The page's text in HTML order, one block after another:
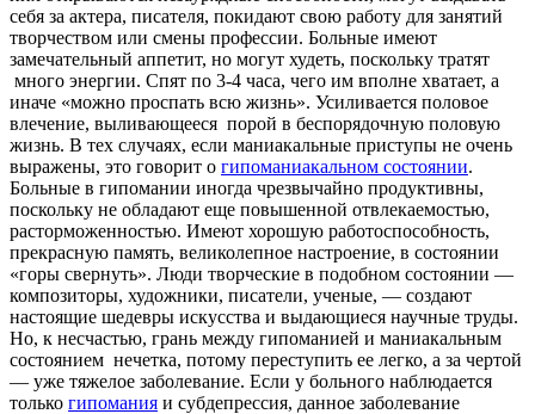
себя за актера, писателя, покидают свою работу для занятий
творчеством или смены профессии. Больные имеют
замечательный аппетит, но могут худеть, поскольку тратят
много энергии. Спят по 3-4 часа, чего им вполне хватает, а
иначе «можно проспать всю жизнь». Усиливается половое
влечение, выливающееся порой в беспорядочную половую
жизнь. В тех случаях, если маниакальные приступы не очень
выражены, это говорит о гипоманиакальном состоянии.
Больные в гипомании иногда чрезвычайно продуктивны,
поскольку не обладают еще повышенной отвлекаемостью,
расторможенностью. Имеют хорошую работоспособность,
прекрасную память, великолепное настроение, в состоянии
«горы свернуть». Люди творческие в подобном состоянии —
композиторы, художники, писатели, ученые, — создают
настоящие шедевры искусства и выдающиеся научные труды.
Но, к несчастью, грань между гипоманией и маниакальным
состоянием нечетка, потому переступить ее легко, а за чертой
— уже тяжелое заболевание. Если у больного наблюдается
только гипомания и субдепрессия, данное заболевание